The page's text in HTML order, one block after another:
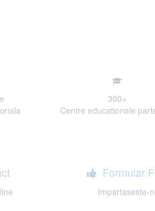
300+
Centre educationale
Formular
Impartaseste-